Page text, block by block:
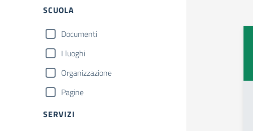
Filtri
SCUOLA
Documenti
I luoghi
Organizzazione
Pagine
SERVIZI